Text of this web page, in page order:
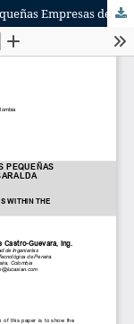
La Ingeniería de Requerimientos en las Pequeñas Empresas del Departamento de Risaralda